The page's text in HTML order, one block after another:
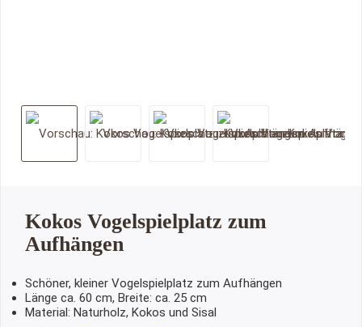
Kokos Vogelspielplatz zum
Aufhängen
Schöner, kleiner Vogelspielplatz zum Aufhängen
Länge ca. 60 cm, Breite: ca. 25 cm
Material: Naturholz, Kokos und Sisal